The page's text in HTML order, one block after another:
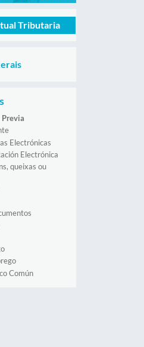
Tributaria
Electrónicas
Electrónica
queixas ou
Común